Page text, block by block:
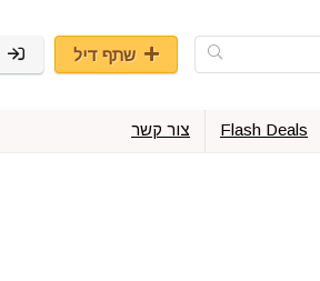
שתף דיל
Flash Deals צור קשר